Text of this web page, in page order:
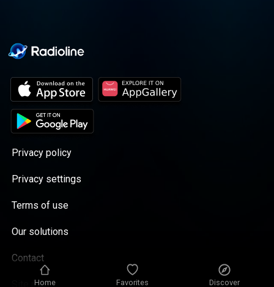
Home Favorites Discover
Privacy policy
Privacy settings
Terms of use
Our solutions
Contact
Site map